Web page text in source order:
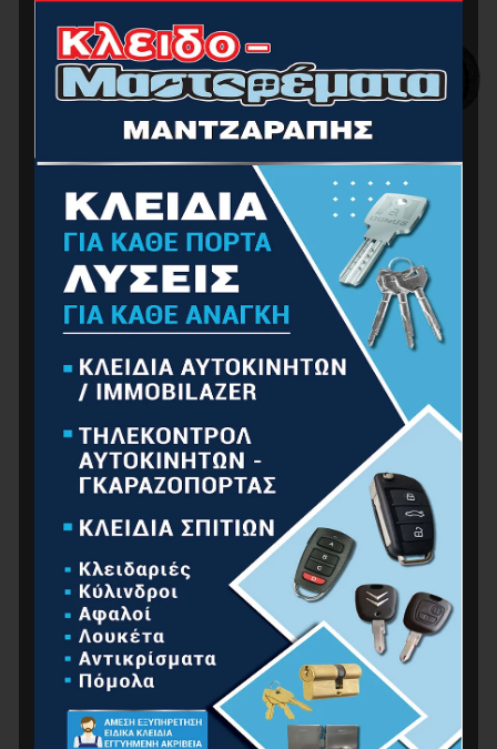
NAKAYAMA PRO EM4010 Χλοοκοπτική Ηλεκτρική
1600W
149.00€